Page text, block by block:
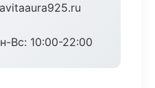
Вс: 10:00-22:00